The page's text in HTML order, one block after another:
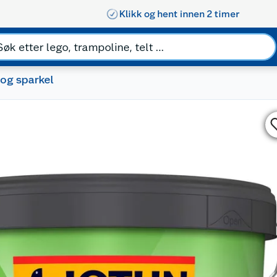
Klikk og hent innen 2 timer
sparkel